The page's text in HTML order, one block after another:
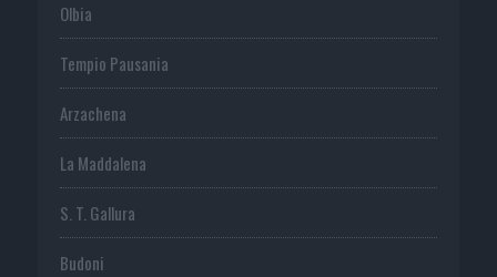
Olbia
Tempio Pausania
Arzachena
La Maddalena
S. T. Gallura
Budoni